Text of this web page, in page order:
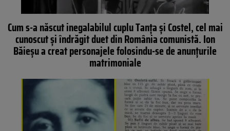
Cum s-a născut inegalabilul cuplu Tanța și Costel, cel mai
cunoscut și îndrăgit duet din România comunistă. Ion
Băieșu a creat personajele folosindu-se de anunțurile
matrimoniale